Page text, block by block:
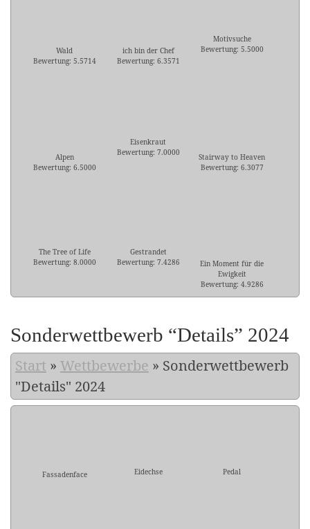
Wald
Bewertung: 5.5714
ich bin der Chef
Bewertung: 6.3571
Motivsuche
Bewertung: 5.5000
Alpen
Bewertung: 6.5000
Eisenkraut
Bewertung: 7.0000
Stairway to Heaven
Bewertung: 6.3077
The Tree of Life
Bewertung: 8.0000
Gestrandet
Bewertung: 7.4286
Ein Moment für die
Ewigkeit
Bewertung: 4.9286
Sonderwettbewerb “Details” 2024
Start » Wettbewerbe » Sonderwettbewerb
"Details" 2024
Fassadenface Eidechse Pedal